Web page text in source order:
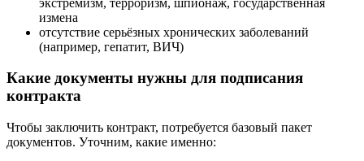
измена
отсутствие серьёзных хронических заболеваний
(например, гепатит, ВИЧ)
Какие документы нужны для подписания
контракта
Чтобы заключить контракт, потребуется базовый пакет
документов. Уточним, какие именно: